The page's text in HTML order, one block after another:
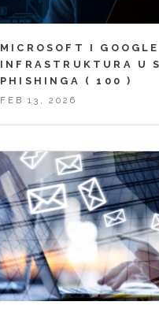
MICROSOFT I GOOGLE
INFRASTRUKTURA U
PHISHINGA
( 100 )
FEB 13, 2026